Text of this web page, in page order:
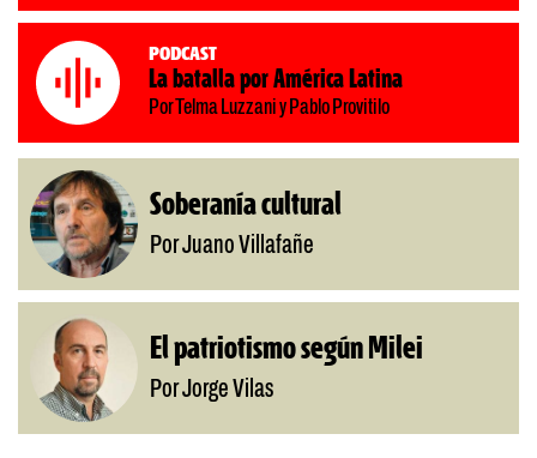
Podcast
La batalla por América Latina
Por Telma Luzzani y Pablo Provitilo
Soberanía cultural
Por Juano Villafañe
El patriotismo según Milei
Por Jorge Vilas